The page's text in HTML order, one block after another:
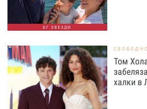
БГ ЗВЕЗДИ
Том
халки в